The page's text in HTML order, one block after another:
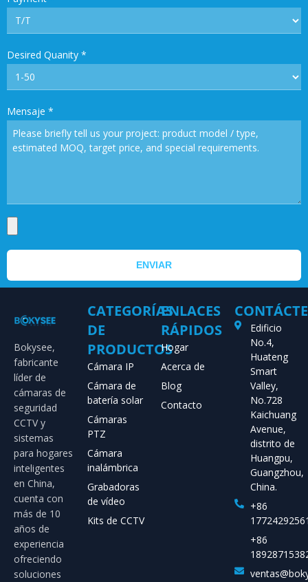
Desired Quanity *
Mensaje *
ENVIAR
Bokysee,
fabricante
líder de
cámaras de
seguridad
CCTV y
sistemas
para hogares
inteligentes
en China,
cuenta con
más de 10
años de
experiencia
ofreciendo
soluciones
CATEGORÍAS
DE
PRODUCTOS
Cámara IP
Cámara de
batería solar
Cámaras
PTZ
Cámara
inalámbrica
Grabadoras
de vídeo
Kits de CCTV
ENLACES
RÁPIDOS
Hogar
Acerca de
Blog
Contacto
Edificio
No.4,
Huateng
Smart
Valley,
No.728
Kaichuang
Avenue,
distrito de
Huangpu,
Guangzhou,
China.
+86
+86